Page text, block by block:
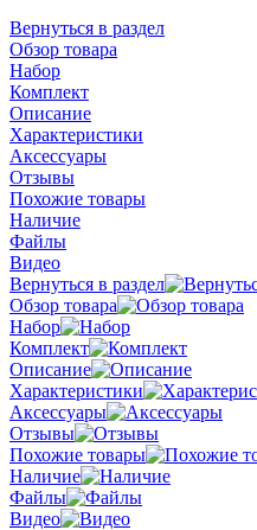
Вернуться в раздел
Обзор товара
Набор
Комплект
Описание
Характеристики
Аксессуары
Отзывы
Похожие товары
Наличие
Файлы
Видео
Вернуться в раздел
Обзор товара
Набор
Комплект
Описание
Характеристики
Аксессуары
Отзывы
Похожие товары
Наличие
Файлы
Видео